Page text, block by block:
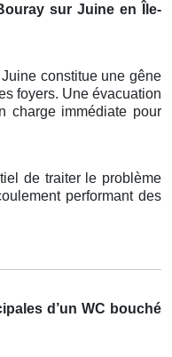
sur Juine en Île-
constitue une gêne
foyers. Une évacuation
charge immédiate pour
de traiter le problème
performant des
d’un WC bouché